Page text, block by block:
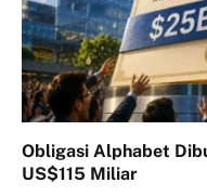
Obligasi Alphabet
US$115 Miliar